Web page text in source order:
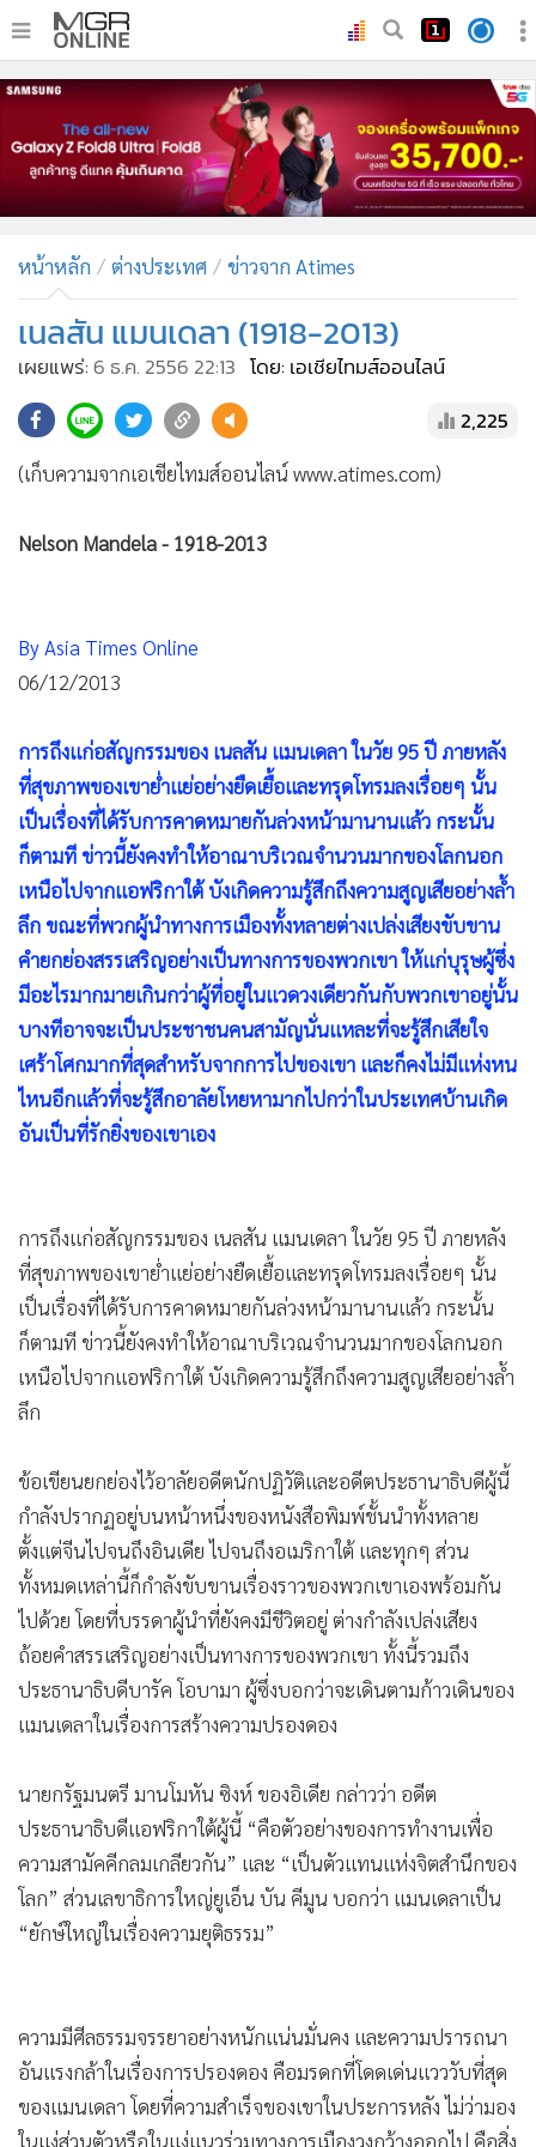
• หน้าหลัก
ทันเหตุการณ์
ภาคใต้
• ภูมิภาค
• บันเทิง
ผู้จัดการรายวัน
• คอลัมนิสต์
• CbizReview
• Cyber BIZ
• Good health & Well-being
• MGR Live
• Infographic
• ท่องเที่ยว
• กีฬา
• ต่างประเทศ
• Special Scoop
•
เศรษฐกิจ-ธุรกิจ
•
•
ชุมชน-คุณภาพชีวิต
• อาชญากรรม
• Motoring
• เกม
• วิทยาศาสตร์
• อินโดจีน
• กองทุนรวม
• Celeb Online
• Factcheck
• ญี่ปุ่น
• News1
•
Gotomanager
หน้าหลัก ต่างประเทศ ข่าวจาก Atimes
เนลสัน แมนเดลา (1918-2013)
เผยแพร่:6 ธ.ค. 2556 22:13 โดย: เอเชียไทมส์ออนไลน์
2,225
(เก็บความจากเอเชียไทมส์ออนไลน์ www.atimes.com)
Nelson Mandela - 1918-2013
By Asia Times Online
06/12/2013
การถึงแก่อสัญกรรมของ เนลสัน แมนเดลา ในวัย 95 ปี ภายหลัง
ที่สุขภาพของเขาย่ำแย่อย่างยืดเยื้อและทรุดโทรมลงเรื่อยๆ นั้น
เป็นเรื่องที่ได้รับการคาดหมายกันล่วงหน้ามานานแล้ว กระนั้น
ก็ตามที ข่าวนี้ยังคงทำให้อาณาบริเวณจำนวนมากของโลกนอก
เหนือไปจากแอฟริกาใต้ บังเกิดความรู้สึกถึงความสูญเสียอย่างล้ำ
ลึก ขณะที่พวกผู้นำทางการเมืองทั้งหลายต่างเปล่งเสียงขับขาน
คำยกย่องสรรเสริญอย่างเป็นทางการของพวกเขา ให้แก่บุรุษผู้ซึ่ง
มีอะไรมากมายเกินกว่าผู้ที่อยู่ในแวดวงเดียวกันกับพวกเขาอยู่นั้น
บางทีอาจจะเป็นประชาชนคนสามัญนั่นแหละที่จะรู้สึกเสียใจ
เศร้าโศกมากที่สุดสำหรับจากการไปของเขา และก็คงไม่มีแห่งหน
ไหนอีกแล้วที่จะรู้สึกอาลัยโหยหามากไปกว่าในประเทศบ้านเกิด
อันเป็นที่รักยิ่งของเขาเอง
การถึงแก่อสัญกรรมของ เนลสัน แมนเดลา ในวัย 95 ปี ภายหลัง
ที่สุขภาพของเขาย่ำแย่อย่างยืดเยื้อและทรุดโทรมลงเรื่อยๆ นั้น
เป็นเรื่องที่ได้รับการคาดหมายกันล่วงหน้ามานานแล้ว กระนั้น
ก็ตามที ข่าวนี้ยังคงทำให้อาณาบริเวณจำนวนมากของโลกนอก
เหนือไปจากแอฟริกาใต้ บังเกิดความรู้สึกถึงความสูญเสียอย่างล้ำ
ลึก
ข้อเขียนยกย่องไว้อาลัยอดีตนักปฏิวัติและอดีตประธานาธิบดีผู้นี้
กำลังปรากฏอยู่บนหน้าหนึ่งของหนังสือพิมพ์ชั้นนำทั้งหลาย
ตั้งแต่จีนไปจนถึงอินเดีย ไปจนถึงอเมริกาใต้ และทุกๆ ส่วน
ทั้งหมดเหล่านี้ก็กำลังขับขานเรื่องราวของพวกเขาเองพร้อมกัน
ไปด้วย โดยที่บรรดาผู้นำที่ยังคงมีชีวิตอยู่ ต่างกำลังเปล่งเสียง
ถ้อยคำสรรเสริญอย่างเป็นทางการของพวกเขา ทั้งนี้รวมถึง
ประธานาธิบดีบารัค โอบามา ผู้ซึ่งบอกว่าจะเดินตามก้าวเดินของ
แมนเดลาในเรื่องการสร้างความปรองดอง
นายกรัฐมนตรี มานโมหัน ซิงห์ ของอิเดีย กล่าวว่า อดีต
ประธานาธิบดีแอฟริกาใต้ผู้นี้ “คือตัวอย่างของการทำงานเพื่อ
ความสามัคคีกลมเกลียวกัน” และ “เป็นตัวแทนแห่งจิตสำนึกของ
โลก” ส่วนเลขาธิการใหญ่ยูเอ็น บัน คีมูน บอกว่า แมนเดลาเป็น
“ยักษ์ใหญ่ในเรื่องความยุติธรรม”
ความมีศีลธรรมจรรยาอย่างหนักแน่นมั่นคง และความปรารถนา
อันแรงกล้าในเรื่องการปรองดอง คือมรดกที่โดดเด่นแวววับที่สุด
ของแมนเดลา โดยที่ความสำเร็จของเขาในประการหลัง ไม่ว่ามอง
ในแง่ส่วนตัวหรือในแง่แนวร่วมทางการเมืองวงกว้างออกไป คือสิ่ง